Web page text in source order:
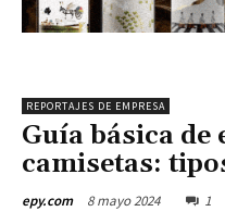
REPORTAJES DE EMPRESA
Guía básica de
camisetas:
epy.com 8 mayo 2024 1